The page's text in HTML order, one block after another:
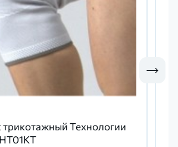
Технологии